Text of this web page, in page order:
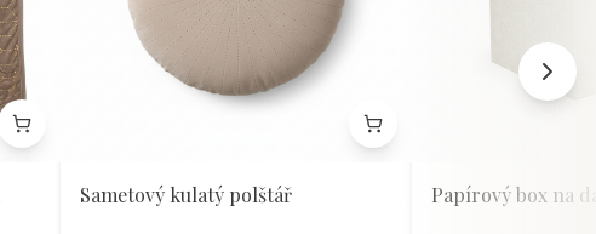
Sametový kulatý polštář Papírový box na